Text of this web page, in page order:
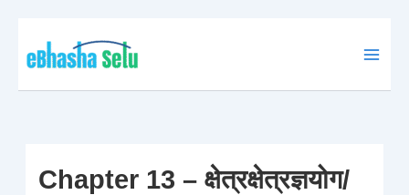
content
Chapter 13 – क्षेत्रक्षेत्रज्ञयोग/